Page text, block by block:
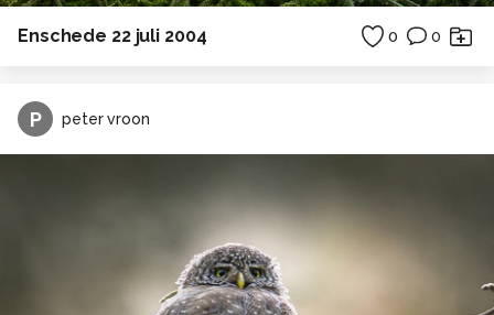
Enschede 22 juli 2004 0 0
P peter vroon